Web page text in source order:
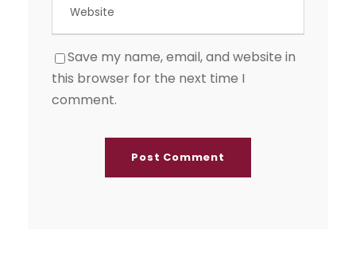
Save my name, email, and website in
this browser for the next time I
comment.